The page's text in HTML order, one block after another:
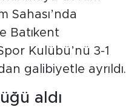
Sahası’nda
Batıkent
Kulübü’nü 3-1
galibiyetle ayrıldı.
aldı